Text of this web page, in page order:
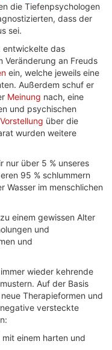
die Tiefenpsychologen
dass der
sei.
entwickelte das
Veränderung an Freuds
ein, welche jeweils eine
Außerdem schuf er
Meinung nach, eine
und psychischen
Vorstellung über die
wurden weitere
nur über 5 % unseres
95 % schlummern
Wasser im menschlichen
einem gewissen Alter
und
und
wieder kehrende
Auf der Basis
Therapieformen und
versteckte
einem harten und